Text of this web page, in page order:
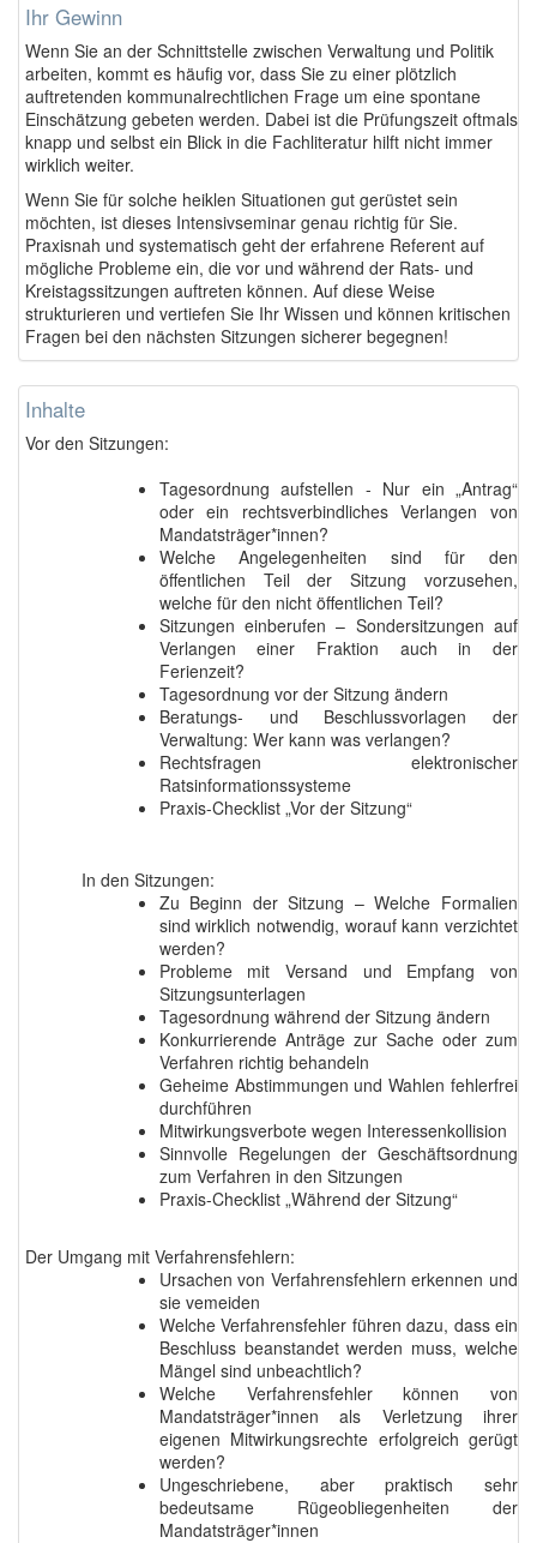
Ihr Gewinn
Wenn Sie an der Schnittstelle zwischen Verwaltung und Politik
arbeiten, kommt es häufig vor, dass Sie zu einer plötzlich
auftretenden kommunalrechtlichen Frage um eine spontane
Einschätzung gebeten werden. Dabei ist die Prüfungszeit oftmals
knapp und selbst ein Blick in die Fachliteratur hilft nicht immer
wirklich weiter.
Wenn Sie für solche heiklen Situationen gut gerüstet sein
möchten, ist dieses Intensivseminar genau richtig für Sie.
Praxisnah und systematisch geht der erfahrene Referent auf
mögliche Probleme ein, die vor und während der Rats- und
Kreistagssitzungen auftreten können. Auf diese Weise
strukturieren und vertiefen Sie Ihr Wissen und können kritischen
Fragen bei den nächsten Sitzungen sicherer begegnen!
Inhalte
Vor den Sitzungen:
Tagesordnung aufstellen - Nur ein „Antrag“
oder ein rechtsverbindliches Verlangen von
Mandatsträger*innen?
Welche Angelegenheiten sind für den
öffentlichen Teil der Sitzung vorzusehen,
welche für den nicht öffentlichen Teil?
Sitzungen einberufen – Sondersitzungen auf
Verlangen einer Fraktion auch in der
Ferienzeit?
Tagesordnung vor der Sitzung ändern
Beratungs- und Beschlussvorlagen der
Verwaltung: Wer kann was verlangen?
Rechtsfragen elektronischer
Ratsinformationssysteme
Praxis-Checklist „Vor der Sitzung“
In den Sitzungen:
Zu Beginn der Sitzung – Welche Formalien
sind wirklich notwendig, worauf kann verzichtet
werden?
Probleme mit Versand und Empfang von
Sitzungsunterlagen
Tagesordnung während der Sitzung ändern
Konkurrierende Anträge zur Sache oder zum
Verfahren richtig behandeln
Geheime Abstimmungen und Wahlen fehlerfrei
durchführen
Mitwirkungsverbote wegen Interessenkollision
Sinnvolle Regelungen der Geschäftsordnung
zum Verfahren in den Sitzungen
Praxis-Checklist „Während der Sitzung“
Der Umgang mit Verfahrensfehlern:
Ursachen von Verfahrensfehlern erkennen und
sie vemeiden
Welche Verfahrensfehler führen dazu, dass ein
Beschluss beanstandet werden muss, welche
Mängel sind unbeachtlich?
Welche Verfahrensfehler können von
Mandatsträger*innen als Verletzung ihrer
eigenen Mitwirkungsrechte erfolgreich gerügt
werden?
Ungeschriebene, aber praktisch sehr
bedeutsame Rügeobliegenheiten der
Mandatsträger*innen